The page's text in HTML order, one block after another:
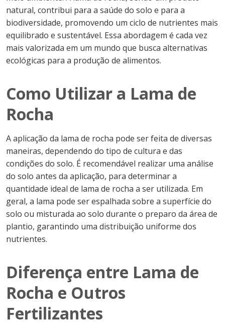
natural, contribui para a saúde do solo e para a
biodiversidade, promovendo um ciclo de nutrientes mais
equilibrado e sustentável. Essa abordagem é cada vez
mais valorizada em um mundo que busca alternativas
ecológicas para a produção de alimentos.
Como Utilizar a Lama de
Rocha
A aplicação da lama de rocha pode ser feita de diversas
maneiras, dependendo do tipo de cultura e das
condições do solo. É recomendável realizar uma análise
do solo antes da aplicação, para determinar a
quantidade ideal de lama de rocha a ser utilizada. Em
geral, a lama pode ser espalhada sobre a superfície do
solo ou misturada ao solo durante o preparo da área de
plantio, garantindo uma distribuição uniforme dos
nutrientes.
Diferença entre Lama de
Rocha e Outros
Fertilizantes